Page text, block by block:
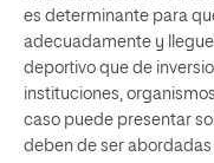
es determinante para
adecuadamente y
deportivo que de
instituciones,
caso puede presentar
deben de ser abordadas